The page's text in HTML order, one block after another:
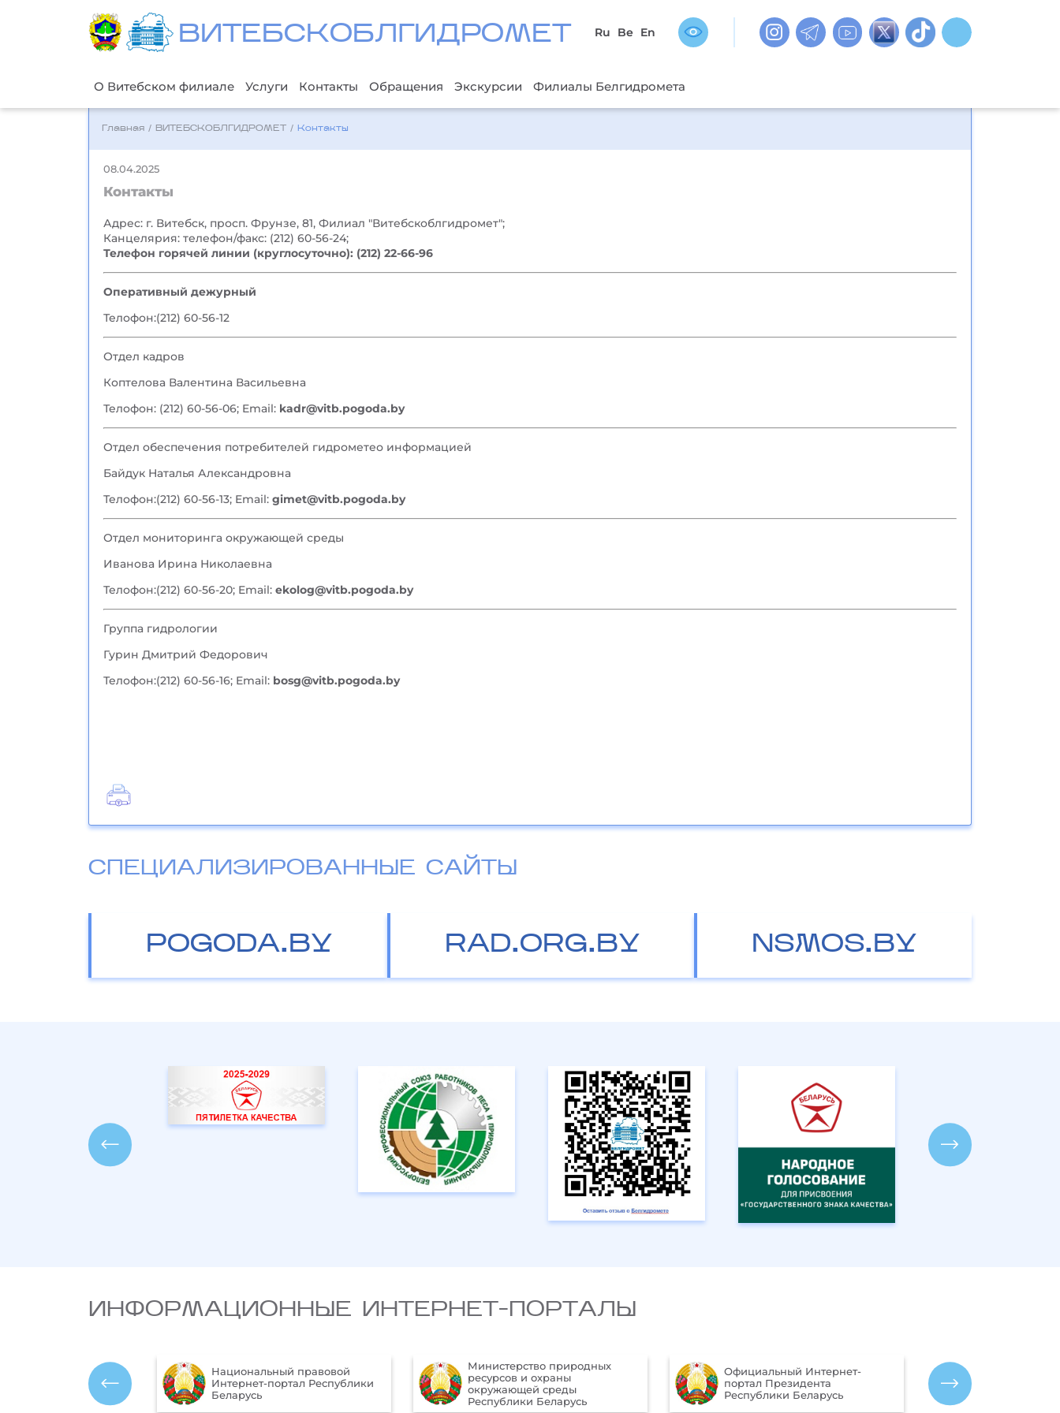
ВИТЕБСКОБЛГИДРОМЕТ Ru Be En
О Витебском филиале Услуги Контакты Обращения Экскурсии Филиалы Белгидромета
Главная / ВИТЕБСКОБЛГИДРОМЕТ / Контакты
08.04.2025
Контакты
Адрес: г. Витебск, просп. Фрунзе, 81, Филиал "Витебскоблгидромет";
Канцелярия: телефон/факс: (212) 60-56-24;
Телефон горячей линии (круглосуточно): (212) 22-66-96
Оперативный дежурный
Телофон:(212) 60-56-12
Отдел кадров
Коптелова Валентина Васильевна
Телофон: (212) 60-56-06; Email: kadr@vitb.pogoda.by
Отдел обеспечения потребителей гидрометео информацией
Байдук Наталья Александровна
Телофон:(212) 60-56-13; Email: gimet@vitb.pogoda.by
Отдел мониторинга окружающей среды
Иванова Ирина Николаевна
Телофон:(212) 60-56-20; Email: ekolog@vitb.pogoda.by
Группа гидрологии
Гурин Дмитрий Федорович
Телофон:(212) 60-56-16; Email: bosg@vitb.pogoda.by
СПЕЦИАЛИЗИРОВАННЫЕ САЙТЫ
POGODA.BY RAD.ORG.BY NSMOS.BY
ИНФОРМАЦИОННЫЕ ИНТЕРНЕТ-ПОРТАЛЫ
Национальный правовой
Интернет-портал Республики
Беларусь
Министерство природных
ресурсов и охраны
окружающей среды
Республики Беларусь
Официальный Интернет-
портал Президента
Республики Беларусь